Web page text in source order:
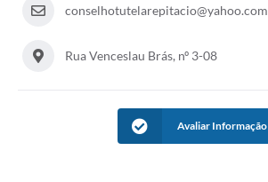
conselhotutelarepitacio@yahoo.com
Rua Venceslau Brás, nº 3-08
Avaliar Informação